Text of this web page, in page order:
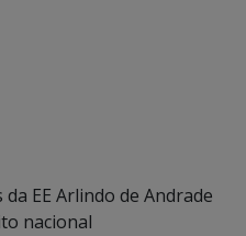
EE Arlindo de Andrade
nacional